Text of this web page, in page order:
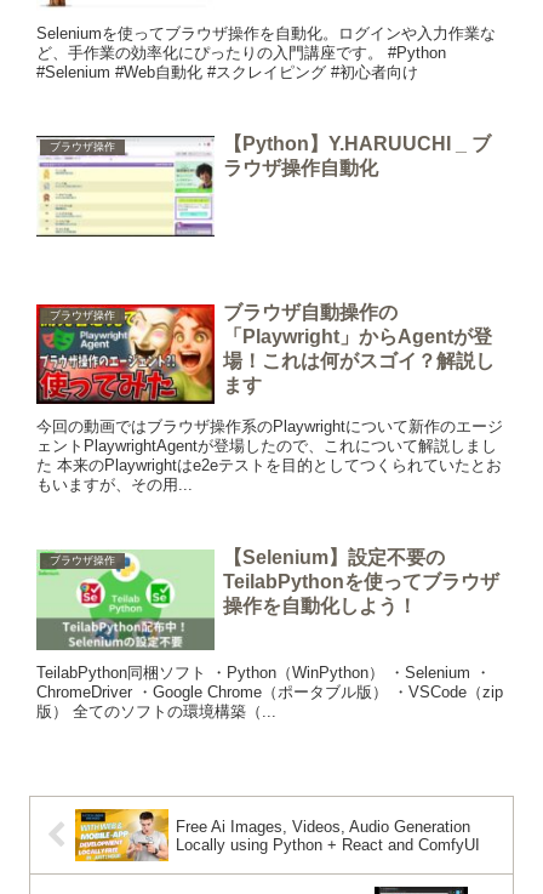
Seleniumを使ってブラウザ操作を自動化。ログインや入力作業な
ど、手作業の効率化にぴったりの入門講座です。 #Python
#Selenium #Web自動化 #スクレイピング #初心者向け
ブラウザ操作
【Python】Y.HARUUCHI _ ブ
ラウザ操作自動化
ブラウザ操作
ブラウザ自動操作の
「Playwright」からAgentが登
場！これは何がスゴイ？解説し
ます
今回の動画ではブラウザ操作系のPlaywrightについて新作のエージ
ェントPlaywrightAgentが登場したので、これについて解説しまし
た 本来のPlaywrightはe2eテストを目的としてつくられていたとお
もいますが、その用...
ブラウザ操作
【Selenium】設定不要の
TeilabPythonを使ってブラウザ
操作を自動化しよう！
TeilabPython同梱ソフト ・Python（WinPython） ・Selenium ・
ChromeDriver ・Google Chrome（ポータブル版） ・VSCode（zip
版） 全てのソフトの環境構築（...
Free Ai Images, Videos, Audio Generation
Locally using Python + React and ComfyUI